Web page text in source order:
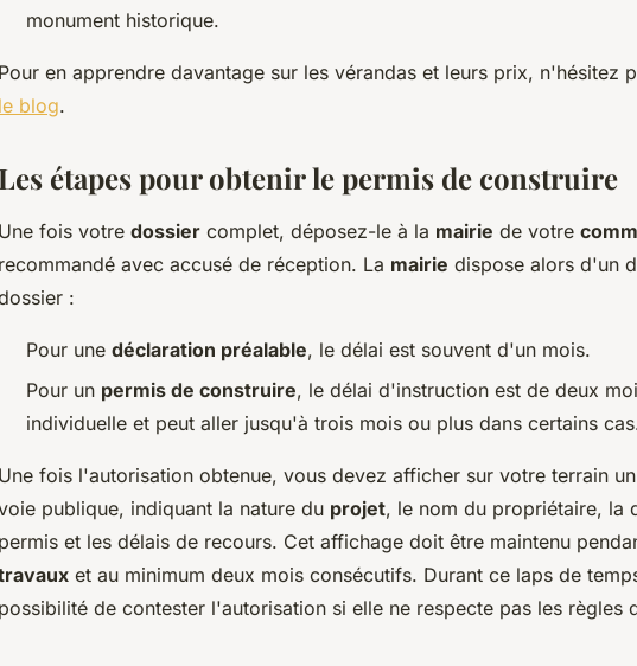
monument historique.
Pour en apprendre davantage sur les vérandas et leurs prix, n'hésitez
le blog.
Les étapes pour obtenir le permis de construire
Une fois votre dossier complet, déposez-le à la mairie de votre
recommandé avec accusé de réception. La mairie dispose alors d'un
:
Pour une déclaration préalable, le délai est souvent d'un mois.
Pour un permis de construire, le délai d'instruction est de deux
individuelle et peut aller jusqu'à trois mois ou plus dans certains
Une fois l'autorisation obtenue, vous devez afficher sur votre terrain
publique, indiquant la nature du projet, le nom du propriétaire, la
permis et les délais de recours. Cet affichage doit être maintenu
et au minimum deux mois consécutifs. Durant ce laps de
possibilité de contester l'autorisation si elle ne respecte pas les règles